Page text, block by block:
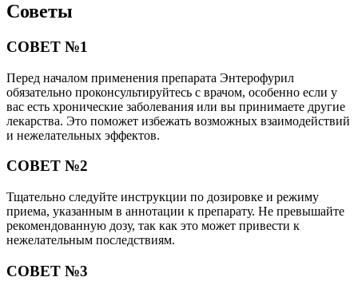
Советы
СОВЕТ №1
Перед началом применения препарата Энтерофурил
обязательно проконсультируйтесь с врачом, особенно если у
вас есть хронические заболевания или вы принимаете другие
лекарства. Это поможет избежать возможных взаимодействий
и нежелательных эффектов.
СОВЕТ №2
Тщательно следуйте инструкции по дозировке и режиму
приема, указанным в аннотации к препарату. Не превышайте
рекомендованную дозу, так как это может привести к
нежелательным последствиям.
СОВЕТ №3